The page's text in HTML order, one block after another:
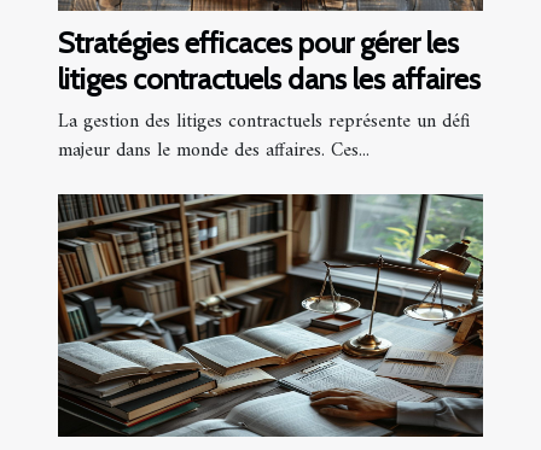
Stratégies efficaces pour gérer les
litiges contractuels dans les affaires
La gestion des litiges contractuels représente un défi
majeur dans le monde des affaires. Ces...